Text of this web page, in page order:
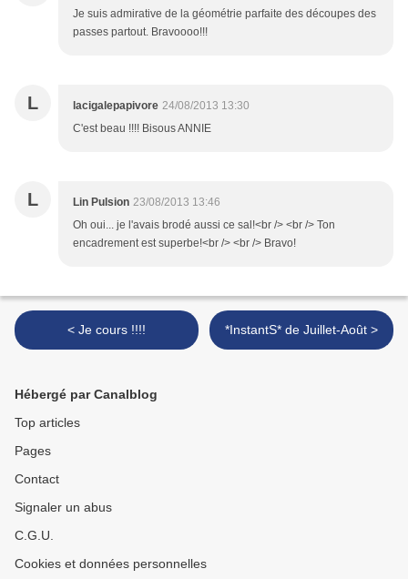
Je suis admirative de la géométrie parfaite des découpes des
passes partout. Bravoooo!!!
L lacigalepapivore 24/08/2013 13:30
C'est beau !!!! Bisous ANNIE
L Lin Pulsion 23/08/2013 13:46
Oh oui... je l'avais brodé aussi ce sal!<br /> <br /> Ton
encadrement est superbe!<br /> <br /> Bravo!
< Je cours !!!! *InstantS* de Juillet-Août >
Hébergé par Canalblog
Top articles
Pages
Contact
Signaler un abus
C.G.U.
Cookies et données personnelles